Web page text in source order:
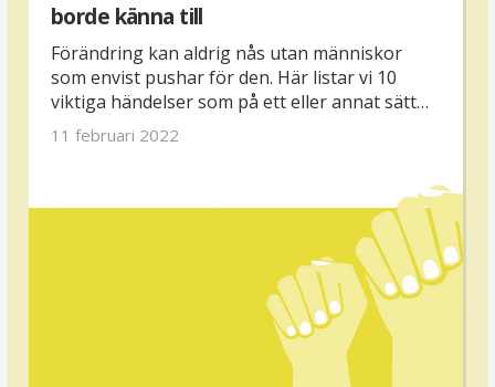
borde känna till
Förändring kan aldrig nås utan människor
som envist pushar för den. Här listar vi 10
viktiga händelser som på ett eller annat sätt
har banat väg för kvinnorörelsen så som den
11 februari 2022